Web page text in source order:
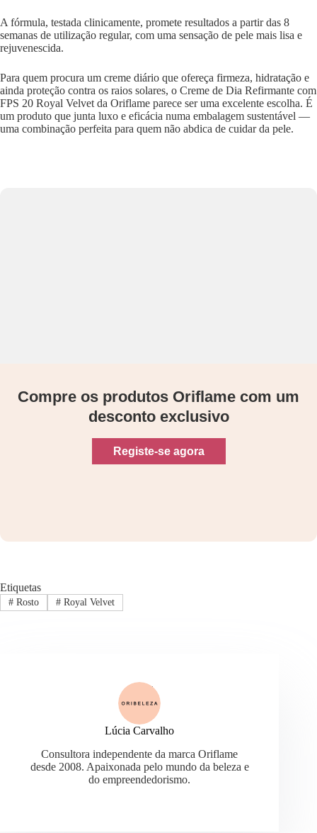
A fórmula, testada clinicamente, promete resultados a partir das 8
semanas de utilização regular, com uma sensação de pele mais lisa e
rejuvenescida.
Para quem procura um creme diário que ofereça firmeza, hidratação e
ainda proteção contra os raios solares, o Creme de Dia Refirmante com
FPS 20 Royal Velvet da Oriflame parece ser uma excelente escolha. É
um produto que junta luxo e eficácia numa embalagem sustentável —
uma combinação perfeita para quem não abdica de cuidar da pele.
Compre os produtos Oriflame com um
desconto exclusivo
Registe-se agora
Etiquetas
#Rosto #Royal Velvet
Lúcia Carvalho
Consultora independente da marca Oriflame
desde 2008. Apaixonada pelo mundo da beleza e
do empreendedorismo.